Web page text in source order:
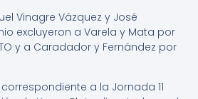
Vinagre Vázquez y José
excluyeron a Varela y Mata por
y a Caradador y Fernández por
correspondiente a la Jornada 11